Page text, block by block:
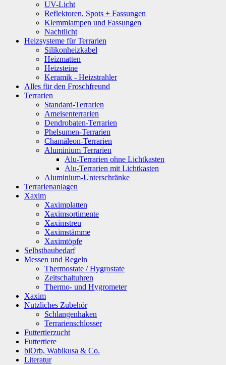
UV-Licht
Reflektoren, Spots + Fassungen
Klemmlampen und Fassungen
Nachtlicht
Heizsysteme für Terrarien
Silikonheizkabel
Heizmatten
Heizsteine
Keramik - Heizstrahler
Alles für den Froschfreund
Terrarien
Standard-Terrarien
Ameisenterrarien
Dendrobaten-Terrarien
Phelsumen-Terrarien
Chamäleon-Terrarien
Aluminium Terrarien
Alu-Terrarien ohne Lichtkasten
Alu-Terrarien mit Lichtkasten
Aluminium-Unterschränke
Terrarienanlagen
Xaxim
Xaximplatten
Xaximsortimente
Xaximstreu
Xaximstämme
Xaximtöpfe
Selbstbaubedarf
Messen und Regeln
Thermostate / Hygrostate
Zeitschaltuhren
Thermo- und Hygrometer
Xaxim
Nutzliches Zubehör
Schlangenhaken
Terrarienschlosser
Futtertierzucht
Futtertiere
biOrb, Wabikusa & Co.
Literatur